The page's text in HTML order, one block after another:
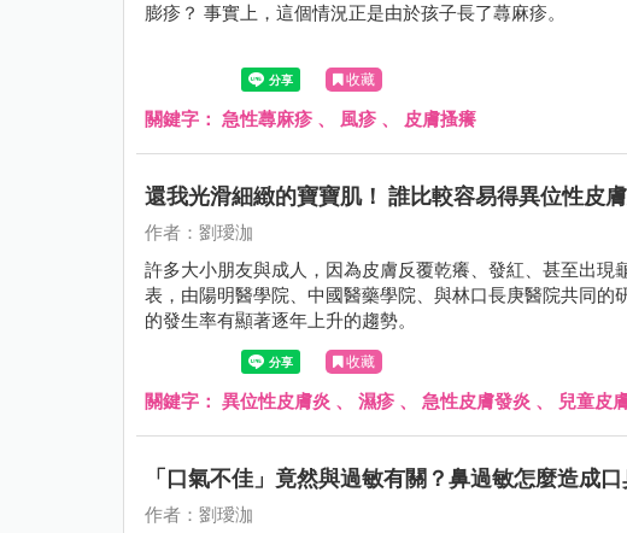
膨疹？ 事實上，這個情況正是由於孩子長了蕁麻疹。
收藏
關鍵字： 急性蕁麻疹 、 風疹 、 皮膚搔癢
還我光滑細緻的寶寶肌！ 誰比較容易得異位性皮
作者：劉璦泇
許多大小朋友與成人，因為皮膚反覆乾癢、發紅、甚至出
表，由陽明醫學院、中國醫藥學院、與林口長庚醫院共同
的發生率有顯著逐年上升的趨勢。
收藏
關鍵字： 異位性皮膚炎 、 濕疹 、 急性皮膚發炎 、 兒童皮
「口氣不佳」竟然與過敏有關？鼻過敏怎麼造成口
作者：劉璦泇